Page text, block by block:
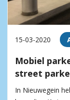
15-03-2020
Mobiel
street
In Nieuwegein